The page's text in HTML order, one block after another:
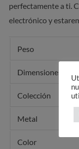
perfectamente a ti.
electrónico y
Peso
Dimensiones
Colección
Metal
Color